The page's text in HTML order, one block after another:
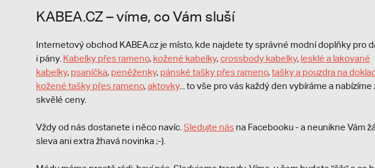
KABEA.CZ – víme, co Vám sluší
Internetový obchod KABEA.cz je místo, kde najdete ty správné modní doplňky pro
i pány. Kabelky přes rameno, kožené kabelky,crossbody kabelky, lesklé a lakované
kabelky, psaníčka, peněženky, pánské tašky přes rameno,tašky a pouzdra na
kožené tašky přes rameno,aktovky... to vše pro vás každý den vybíráme a nabízíme
skvělé ceny.
Vždy od nás dostanete i něco navíc. Sledujte nás na Facebooku - a neunikne Vám
sleva ani extra žhavá novinka ;-).